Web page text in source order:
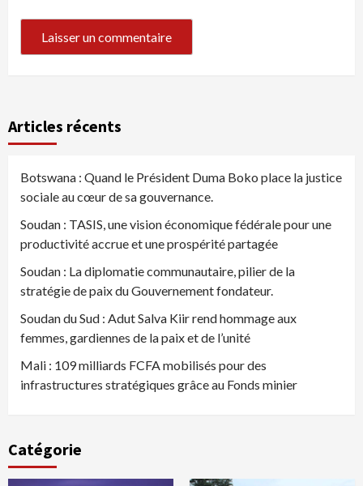
Articles récents
Botswana : Quand le Président Duma Boko place la justice
sociale au cœur de sa gouvernance.
Soudan : TASIS, une vision économique fédérale pour une
productivité accrue et une prospérité partagée
Soudan : La diplomatie communautaire, pilier de la
stratégie de paix du Gouvernement fondateur.
Soudan du Sud : Adut Salva Kiir rend hommage aux
femmes, gardiennes de la paix et de l’unité
Mali : 109 milliards FCFA mobilisés pour des
infrastructures stratégiques grâce au Fonds minier
Catégorie